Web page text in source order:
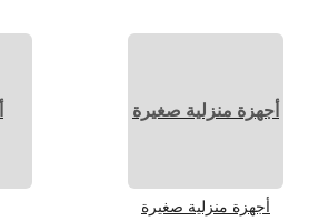
أجهزة منزلية صغيرة
أجهزة منزلية صغيرة